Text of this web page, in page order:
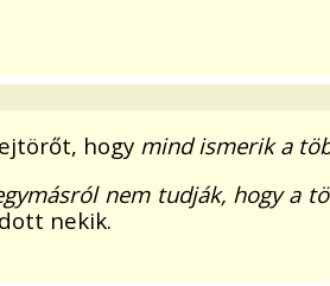
hogy mind ismerik a
nem tudják, hogy a
nekik.